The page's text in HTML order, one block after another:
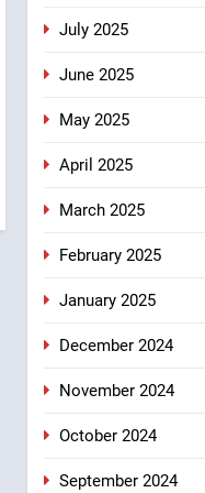
July 2025
June 2025
May 2025
April 2025
March 2025
February 2025
January 2025
December 2024
November 2024
October 2024
September 2024